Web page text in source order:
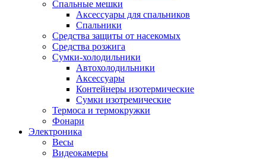
Спальные мешки
Аксессуары для спальников
Спальники
Средства защиты от насекомых
Средства розжига
Сумки-холодильники
Автохолодильники
Аксессуары
Контейнеры изотермические
Сумки изотремические
Термоса и термокружки
Фонари
Электроника
Весы
Видеокамеры